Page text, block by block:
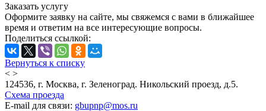
Заказать услугу
Оформите заявку на сайте, мы свяжемся с вами в ближайшее
время и ответим на все интересующие вопросы.
Поделиться ссылкой:
Вернуться к списку
< >
124536, г. Москва, г. Зеленоград. Никольский проезд, д.5.
Схема проезда
E-mail для связи: gbupnp@mos.ru